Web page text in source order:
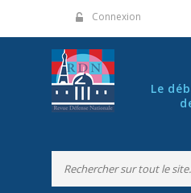
Connexion
Le